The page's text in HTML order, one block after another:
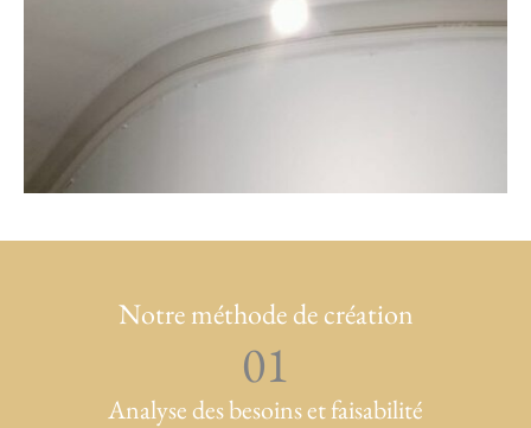
Notre méthode de création
01
Analyse des besoins et faisabilité